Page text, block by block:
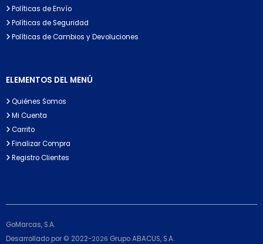
Políticas de Envío
Políticas de Seguridad
Políticas de Cambios y Devoluciones
ELEMENTOS DEL MENÚ
Quiénes Somos
Mi Cuenta
Carrito
Finalizar Compra
Registro Clientes
GoMarcas, S.A.
Desarrollado por © 2022-2026 Grupo ABACUS, S.A.